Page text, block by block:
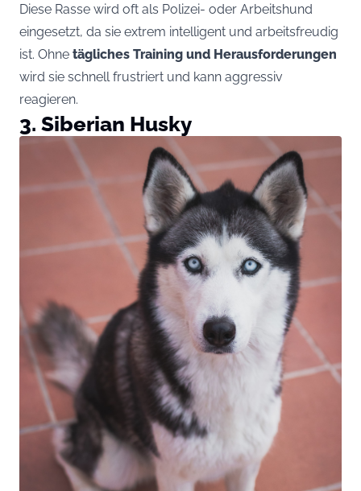
Diese Rasse wird oft als Polizei- oder Arbeitshund
eingesetzt, da sie extrem intelligent und arbeitsfreudig
ist. Ohne tägliches Training und Herausforderungen
wird sie schnell frustriert und kann aggressiv
reagieren.
3. Siberian Husky